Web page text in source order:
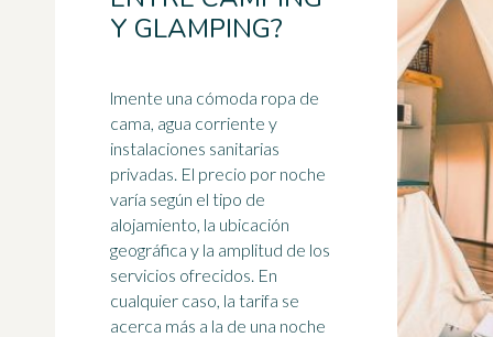
Y GLAMPING?
lmente una cómoda ropa de
cama, agua corriente y
instalaciones sanitarias
privadas. El precio por noche
varía según el tipo de
alojamiento, la ubicación
geográfica y la amplitud de los
servicios ofrecidos. En
cualquier caso, la tarifa se
acerca más a la de una noche